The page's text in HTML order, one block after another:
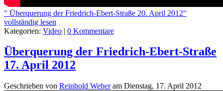
" Überquerung der Friedrich-Ebert-Straße 20. April 2012"
vollständig lesen
Kategorien: Video | 0 Kommentare
Überquerung der Friedrich-Ebert-Straße
17. April 2012
Geschrieben von Reinhold Weberam Dienstag, 17. April 2012